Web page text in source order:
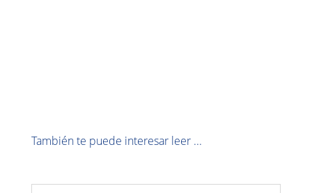
También te puede interesar leer ...